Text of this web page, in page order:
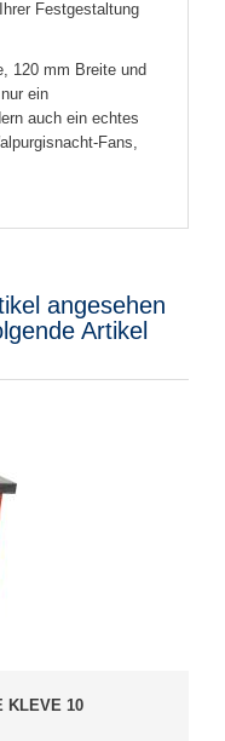
Festgestaltung
120 mm Breite und
ein
auch ein echtes
Fans,
angesehen
Artikel
KLEVE 10